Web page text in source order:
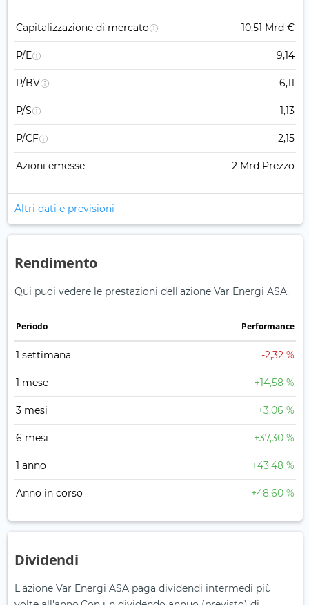
Capitalizzazione di mercato 10,51 Mrd €
P/E 9,14
P/BV 6,11
P/S 1,13
P/CF 2,15
Azioni emesse 2 Mrd Prezzo
Altri dati e previsioni
Rendimento
Qui puoi vedere le prestazioni dell'azione Var Energi ASA.
Periodo Performance
1 settimana -2,32 %
1 mese +14,58 %
3 mesi +3,06 %
6 mesi +37,30 %
1 anno +43,48 %
Anno in corso +48,60 %
Dividendi
L'azione Var Energi ASA paga dividendi intermedi più